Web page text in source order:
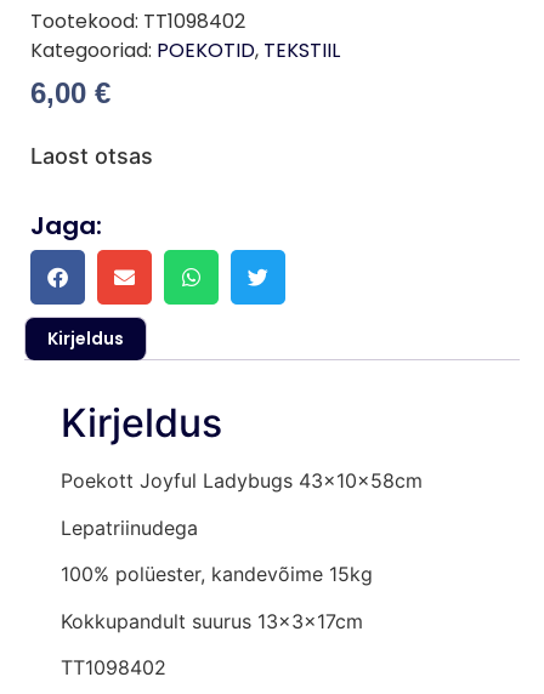
Tootekood: TT1098402
Kategooriad: POEKOTID, TEKSTIIL
6,00 €
Laost otsas
Jaga:
Kirjeldus
Kirjeldus
Poekott Joyful Ladybugs 43x10x58cm
Lepatriinudega
100% polüester, kandevõime 15kg
Kokkupandult suurus 13x3x17cm
TT1098402